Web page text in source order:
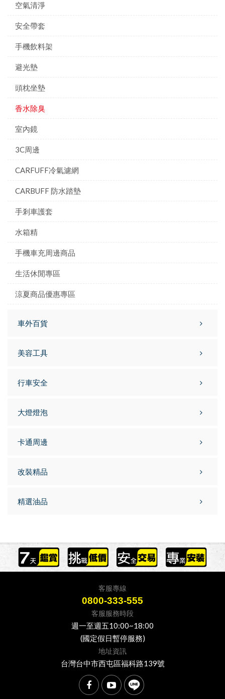
空氣清淨
安全帶套
手機飲料架
避光墊
頭枕坐墊
香水除臭
室內鏡
3C周邊
CARFUFF冷氣濾網
CARBUFF 防水踏墊
手剎車護套
水箱精
手機車充周邊商品
生活休閒專區
涼夏商品優惠專區
車外百貨
美容工具
行車安全
大燈燈泡
卡通周邊
改裝精品
精選油品
客服專線
0800-333-555
客服服務時段
週一至週五10:00~18:00
(國定假日暫停服務)
地址資訊
台灣台中市西屯區福科路139號